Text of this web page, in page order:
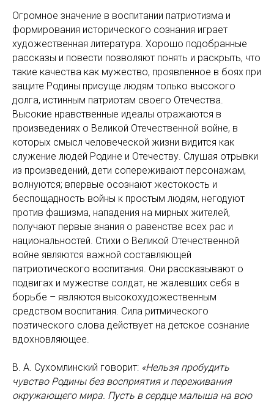
Огромное значение в воспитании патриотизма и
формирования исторического сознания играет
художественная литература. Хорошо подобранные
рассказы и повести позволяют понять и раскрыть, что
такие качества как мужество, проявленное в боях при
защите Родины присуще людям только высокого
долга, истинным патриотам своего Отечества.
Высокие нравственные идеалы отражаются в
произведениях о Великой Отечественной войне, в
которых смысл человеческой жизни видится как
служение людей Родине и Отечеству. Слушая отрывки
из произведений, дети сопереживают персонажам,
волнуются; впервые осознают жестокость и
беспощадность войны к простым людям, негодуют
против фашизма, нападения на мирных жителей,
получают первые знания о равенстве всех рас и
национальностей. Стихи о Великой Отечественной
войне являются важной составляющей
патриотического воспитания. Они рассказывают о
подвигах и мужестве солдат, не жалевших себя в
борьбе – являются высокохудожественным
средством воспитания. Сила ритмического
поэтического слова действует на детское сознание
вдохновляющее.
В. А. Сухомлинский говорит: «Нельзя пробудить
чувство Родины без восприятия и переживания
окружающего мира. Пусть в сердце малыша на всю